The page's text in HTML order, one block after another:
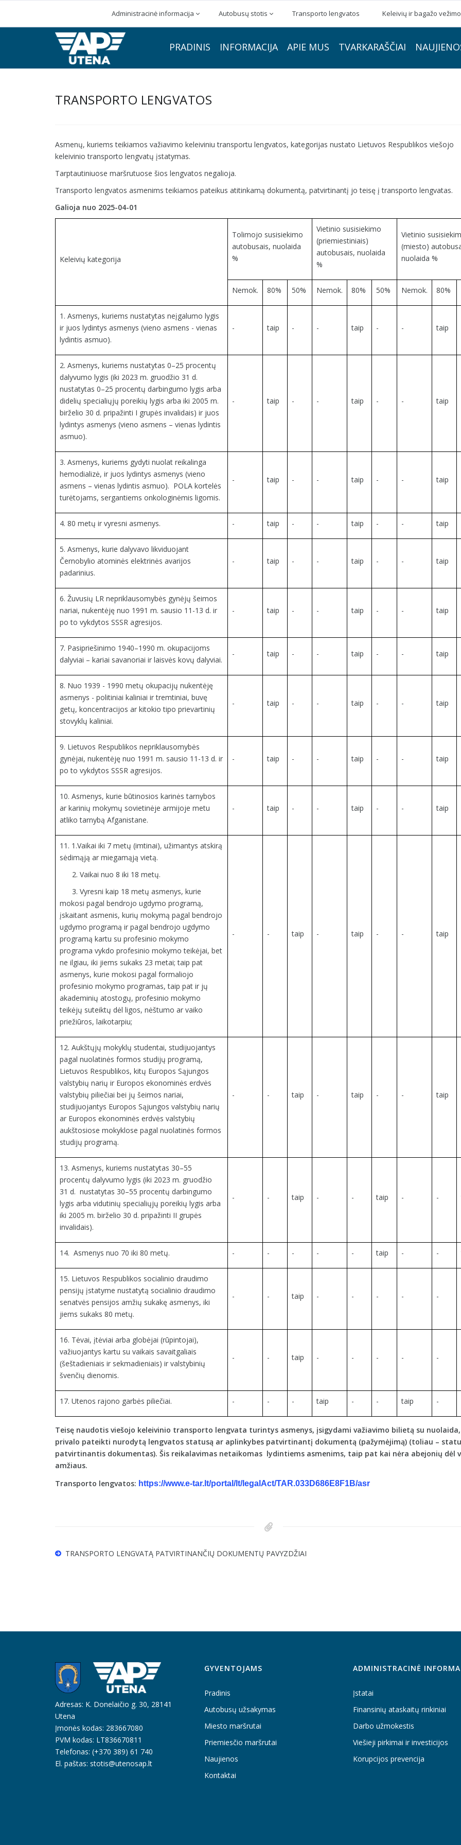
Administracinė informacija Autobusų stotis Transporto lengvatos Keleivių ir bagažo
PRADINIS INFORMACIJA APIE MUS TVARKARAŠČIAI
TRANSPORTO LENGVATOS
Asmenų, kuriems teikiamos važiavimo keleiviniu transportu lengvatos, kategorijas nustato Lietuvos Respublikos viešojo
keleivinio transporto lengvatų įstatymas.
Tarptautiniuose maršrutuose šios lengvatos negalioja.
Transporto lengvatos asmenims teikiamos pateikus atitinkamą dokumentą, patvirtinantį jo teisę į transporto lengvatas.
Galioja nuo 2025-04-01
Keleivių kategorija
Tolimojo susisiekimo
autobusais, nuolaida
%
Vietinio susisiekimo
(priemiestiniais)
autobusais, nuolaida
%
Vietinio
(miesto)
nuolaida %
Nemok. 80% 50% Nemok. 80% 50% Nemok. 80%
1. Asmenys, kuriems nustatytas neįgalumo lygis
ir juos lydintys asmenys (vieno asmens - vienas
lydintis asmuo).
- taip - - taip - - taip
2. Asmenys, kuriems nustatytas 0–25 procentų
dalyvumo lygis (iki 2023 m. gruodžio 31 d.
nustatytas 0–25 procentų darbingumo lygis arba
didelių specialiųjų poreikių lygis arba iki 2005 m.
birželio 30 d. pripažinti I grupės invalidais) ir juos
lydintys asmenys (vieno asmens – vienas lydintis
asmuo).
- taip - - taip - - taip
3. Asmenys, kuriems gydyti nuolat reikalinga
hemodializė, ir juos lydintys asmenys (vieno
asmens – vienas lydintis asmuo). POLA kortelės
turėtojams, sergantiems onkologinėmis ligomis.
- taip - - taip - - taip
4. 80 metų ir vyresni asmenys. - taip - - taip - - taip
5. Asmenys, kurie dalyvavo likviduojant
Černobylio atominės elektrinės avarijos
padarinius.
- taip - - taip - - taip
6. Žuvusių LR nepriklausomybės gynėjų šeimos
nariai, nukentėję nuo 1991 m. sausio 11-13 d. ir
po to vykdytos SSSR agresijos.
- taip - - taip - - taip
7. Pasipriešinimo 1940–1990 m. okupacijoms
dalyviai – kariai savanoriai ir laisvės kovų dalyviai.
- taip - - taip - - taip
8. Nuo 1939 - 1990 metų okupacijų nukentėję
asmenys - politiniai kaliniai ir tremtiniai, buvę
getų, koncentracijos ar kitokio tipo prievartinių
stovyklų kaliniai.
- taip - - taip - - taip
9. Lietuvos Respublikos nepriklausomybės
gynėjai, nukentėję nuo 1991 m. sausio 11-13 d. ir
po to vykdytos SSSR agresijos.
- taip - - taip - - taip
10. Asmenys, kurie būtinosios karinės tarnybos
ar karinių mokymų sovietinėje armijoje metu
atliko tarnybą Afganistane.
- taip - - taip - - taip
11. 1.Vaikai iki 7 metų (imtinai), užimantys atskirą
sėdimąją ar miegamąją vietą.
2. Vaikai nuo 8 iki 18 metų.
3. Vyresni kaip 18 metų asmenys, kurie
mokosi pagal bendrojo ugdymo programą,
įskaitant asmenis, kurių mokymą pagal bendrojo
ugdymo programą ir pagal bendrojo ugdymo
programą kartu su profesinio mokymo
programa vykdo profesinio mokymo teikėjai, bet
ne ilgiau, iki jiems sukaks 23 metai; taip pat
asmenys, kurie mokosi pagal formaliojo
profesinio mokymo programas, taip pat ir jų
akademinių atostogų, profesinio mokymo
teikėjų suteiktų dėl ligos, nėštumo ar vaiko
priežiūros, laikotarpiu;
- - taip - taip - - taip
12. Aukštųjų mokyklų studentai, studijuojantys
pagal nuolatinės formos studijų programą,
Lietuvos Respublikos, kitų Europos Sąjungos
valstybių narių ir Europos ekonominės erdvės
valstybių piliečiai bei jų šeimos nariai,
studijuojantys Europos Sąjungos valstybių narių
ar Europos ekonominės erdvės valstybių
aukštosiose mokyklose pagal nuolatinės formos
studijų programą.
- - taip - taip - - taip
13. Asmenys, kuriems nustatytas 30–55
procentų dalyvumo lygis (iki 2023 m. gruodžio
31 d. nustatytas 30–55 procentų darbingumo
lygis arba vidutinių specialiųjų poreikių lygis arba
iki 2005 m. birželio 30 d. pripažinti II grupės
invalidais).
- - taip - - taip - -
14. Asmenys nuo 70 iki 80 metų. - - - - - taip - -
15. Lietuvos Respublikos socialinio draudimo
pensijų įstatyme nustatytą socialinio draudimo
senatvės pensijos amžių sukakę asmenys, iki
jiems sukaks 80 metų.
- - taip - - - - -
16. Tėvai, įtėviai arba globėjai (rūpintojai),
važiuojantys kartu su vaikais savaitgaliais
(šeštadieniais ir sekmadieniais) ir valstybinių
švenčių dienomis.
- - taip - - - - -
17. Utenos rajono garbės piliečiai. - - - taip - - taip -
Teisę naudotis viešojo keleivinio transporto lengvata turintys asmenys, įsigydami važiavimo bilietą su nuolaida,
privalo pateikti nurodytą lengvatos statusą ar aplinkybes patvirtinantį dokumentą (pažymėjimą) (toliau –
patvirtinantis dokumentas). Šis reikalavimas netaikomas lydintiems asmenims, taip pat kai nėra abejonių dėl
amžiaus.
Transporto lengvatos: https://www.e-tar.lt/portal/lt/legalAct/TAR.033D686E8F1B/asr
TRANSPORTO LENGVATĄ PATVIRTINANČIŲ DOKUMENTŲ PAVYZDŽIAI
Adresas: K. Donelaičio g. 30, 28141
Utena
Įmonės kodas: 283667080
PVM kodas: LT836670811
Telefonas: (+370 389) 61 740
El. paštas: stotis@utenosap.lt
GYVENTOJAMS
Pradinis
Autobusų užsakymas
Miesto maršrutai
Priemiesčio maršrutai
Naujienos
Kontaktai
ADMINISTRACINĖ
Įstatai
Finansinių ataskaitų rinkiniai
Darbo užmokestis
Viešieji pirkimai ir investicijos
Korupcijos prevencija